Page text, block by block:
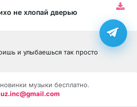
не хлопай дверью
и улыбаешься так просто
музыки бесплатно.